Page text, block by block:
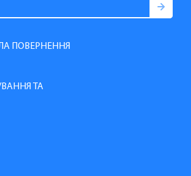
ПОВЕРНЕННЯ
ТА